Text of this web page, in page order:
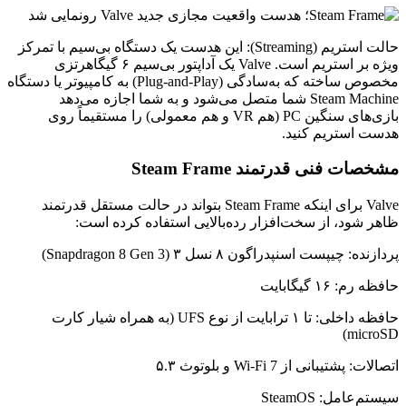
حالت استریم (Streaming): این هدست یک دستگاه بی‌سیم با تمرکز
ویژه بر استریم است. Valve یک آداپتور بی‌سیم ۶ گیگاهرتزی
مخصوص ساخته که به‌سادگی (Plug-and-Play) به کامپیوتر یا دستگاه
Steam Machine شما متصل می‌شود و به شما اجازه می‌دهد
بازی‌های سنگین PC (هم VR و هم معمولی) را مستقیماً روی
هدست استریم کنید.
مشخصات فنی قدرتمند Steam Frame
Valve برای اینکه Steam Frame بتواند در حالت مستقل قدرتمند
ظاهر شود، از سخت‌افزار رده‌بالایی استفاده کرده است:
پردازنده: چیپست اسنپدراگون ۸ نسل ۳ (Snapdragon 8 Gen 3)
حافظه رم: ۱۶ گیگابایت
حافظه داخلی: تا ۱ ترابایت از نوع UFS (به همراه شیار کارت
microSD)
اتصالات: پشتیبانی از Wi-Fi 7 و بلوتوث ۵.۳
سیستم‌عامل: SteamOS